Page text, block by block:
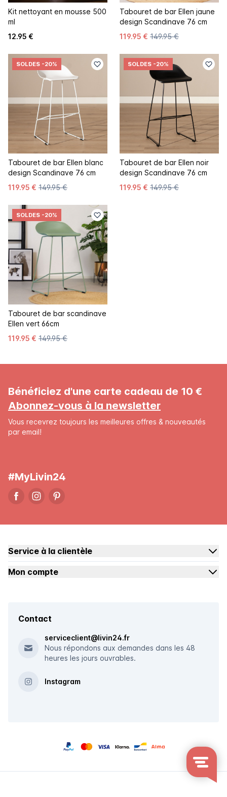
Kit nettoyant en mousse 500
ml
12.95 €
Tabouret de bar Ellen jaune
design Scandinave 76 cm
119.95 € 149.95 €
SOLDES -20%
Tabouret de bar Ellen blanc
design Scandinave 76 cm
119.95 € 149.95 €
SOLDES -20%
Tabouret de bar Ellen noir
design Scandinave 76 cm
119.95 € 149.95 €
SOLDES -20%
Tabouret de bar scandinave
Ellen vert 66cm
119.95 € 149.95 €
Bénéficiez d'une carte cadeau de 10 €
Abonnez-vous à la newsletter
Vous recevrez toujours les meilleures offres & nouveautés
par email!
#MyLivin24
Service à la clientèle
Mon compte
Contact
serviceclient@livin24.fr
Nous répondons aux demandes dans les 48
heures les jours ouvrables.
Instagram